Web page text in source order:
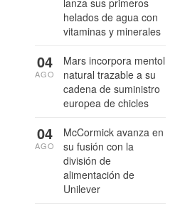
lanza sus primeros
helados de agua con
vitaminas y minerales
Mars incorpora mentol
natural trazable a su
cadena de suministro
europea de chicles
04
AGO
McCormick avanza en
su fusión con la
división de
alimentación de
Unilever
04
AGO